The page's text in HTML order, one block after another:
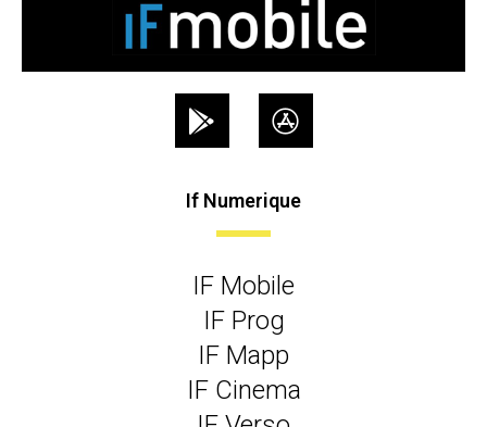
If Numerique
IF Mobile
IF Prog
IF Mapp
IF Cinema